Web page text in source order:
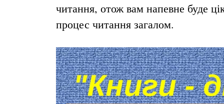
читання, отож вам напевне буде
процес читання загалом.